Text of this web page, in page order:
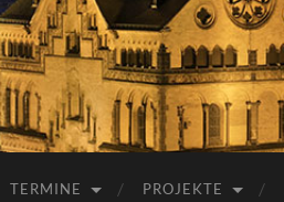
TERMINE PROJEKTE